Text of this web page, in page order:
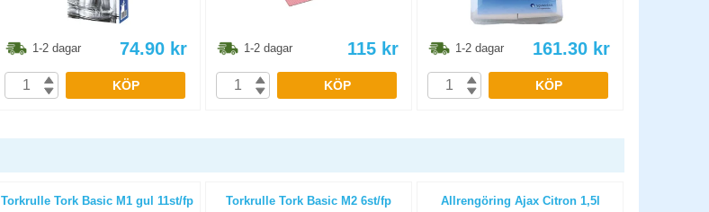
1-2 dagar 74.90 kr
KÖP
1-2 dagar 115 kr
KÖP
1-2 dagar 161.30 kr
KÖP
Torkrulle Tork Basic M1 gul 11st/fp Torkrulle Tork Basic M2 6st/fp Allrengöring Ajax Citron 1,5l